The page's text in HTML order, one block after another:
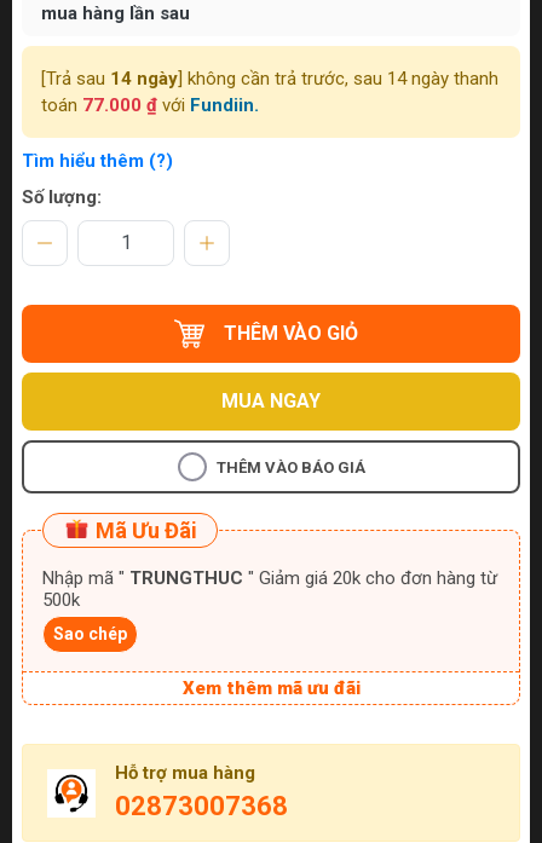
mua hàng lần sau
[Trả sau 14 ngày ] không cần trả trước, sau 14 ngày thanh
toán 77.000 ₫ với Fundiin.
Tìm hiểu thêm (?)
Số lượng:
THÊM VÀO GIỎ
MUA NGAY
THÊM VÀO BÁO GIÁ
Mã Ưu Đãi
Nhập mã " TRUNGTHUC " Giảm giá 20k cho đơn hàng từ
500k
Sao chép
Xem thêm mã ưu đãi
Hỗ trợ mua hàng
02873007368